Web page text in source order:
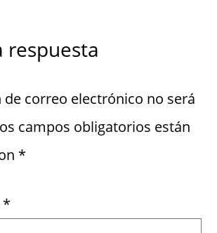
respuesta
de correo electrónico no será
campos obligatorios están
*
*